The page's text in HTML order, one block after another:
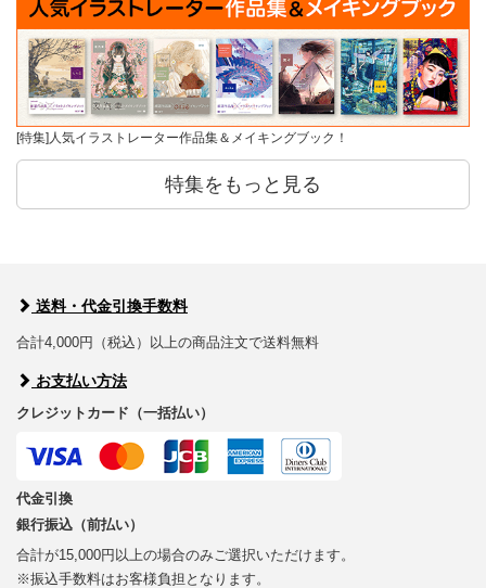
[特集]人気イラストレーター作品集＆メイキングブック！
特集をもっと見る
送料・代金引換手数料
合計4,000円（税込）以上の商品注文で送料無料
お支払い方法
クレジットカード（一括払い）
代金引換
銀行振込（前払い）
合計が15,000円以上の場合のみご選択いただけます。
※振込手数料はお客様負担となります。